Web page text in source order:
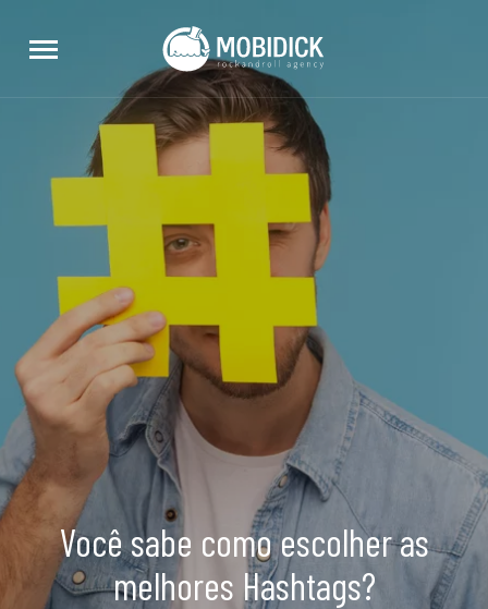
Você sabe como escolher as
melhores Hashtags?